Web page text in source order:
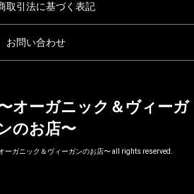
取引法に基づく表記
お問い合わせ
オーガニック＆ヴィーガ
のお店〜
ーガニック＆ヴィーガンのお店〜 all rights reserved.